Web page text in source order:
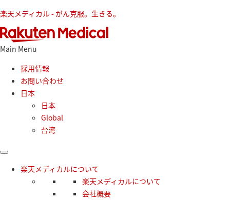
楽天メディカル - がん克服。生きる。
Main Menu
採用情報
お問い合わせ
日本
日本
Global
台湾
楽天メディカルについて
楽天メディカルについて
会社概要